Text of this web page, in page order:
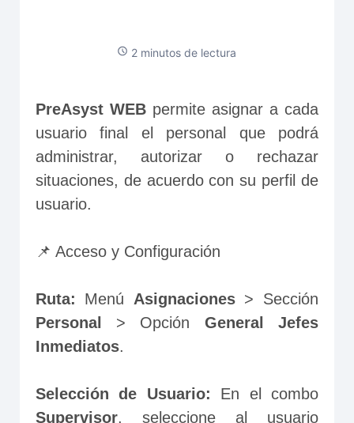
2 minutos de lectura
PreAsyst WEB permite asignar a cada
usuario final el personal que podrá
administrar, autorizar o rechazar
situaciones, de acuerdo con su perfil de
usuario.
📌 Acceso y Configuración
Ruta: Menú Asignaciones
Personal > Opción General Jefes
Inmediatos.
Selección de Usuario:
En el combo
Supervisor, seleccione al usuario